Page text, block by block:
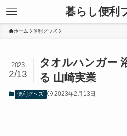
暮らし便利
ホーム 便利グッズ
タオルハンガー
る 山崎実業
2023
2/13
便利グッズ 2023年2月13日